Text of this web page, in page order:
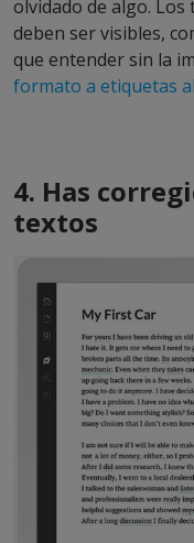
olvidado de algo. Los
deben ser visibles,
que entender sin la
formato a etiquetas
4. Has
textos